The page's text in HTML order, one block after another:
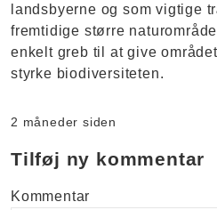
landsbyerne og som vigtige
fremtidige større
enkelt greb til at give
styrke biodiversiteten.
2 måneder siden
Tilføj ny kommentar
Kommentar